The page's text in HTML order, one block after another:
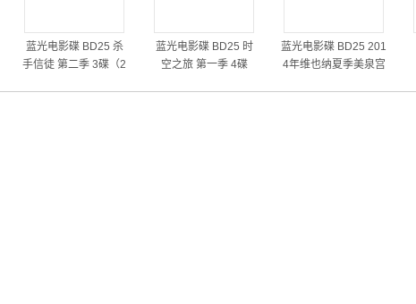
蓝光电影碟 BD25 杀
手信徒 第二季 3碟（2
蓝光电影碟 BD25 时
空之旅 第一季 4碟
蓝光电影碟 BD25 201
4年维也纳夏季美泉宫